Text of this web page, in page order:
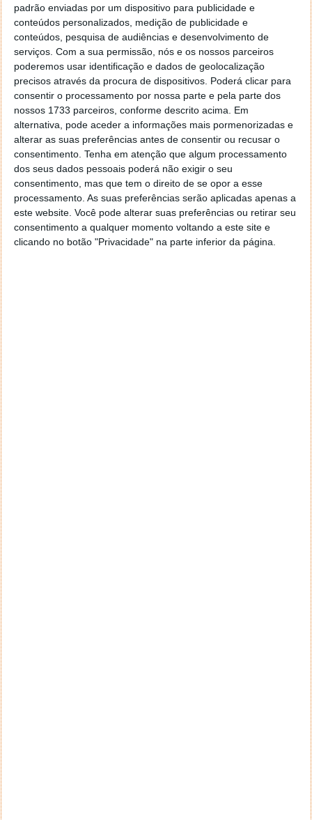
padrão enviadas por um dispositivo para publicidade e
conteúdos personalizados, medição de publicidade e
conteúdos, pesquisa de audiências e desenvolvimento de
serviços. Com a sua permissão, nós e os nossos parceiros
poderemos usar identificação e dados de geolocalização
precisos através da procura de dispositivos. Poderá clicar para
consentir o processamento por nossa parte e pela parte dos
nossos 1733 parceiros, conforme descrito acima. Em
alternativa, pode aceder a informações mais pormenorizadas e
alterar as suas preferências antes de consentir ou recusar o
consentimento. Tenha em atenção que algum processamento
dos seus dados pessoais poderá não exigir o seu
consentimento, mas que tem o direito de se opor a esse
processamento. As suas preferências serão aplicadas apenas a
este website. Você pode alterar suas preferências ou retirar seu
consentimento a qualquer momento voltando a este site e
clicando no botão "Privacidade" na parte inferior da página.
25 AGO 2016· ANÁLISES 45 COMENTÁRIOS
O mercado dos smartphones está cada vez mais rico.
Com ofertas para todos os gostos, complementa-se
de forma diária, sempre com novas e excelentes
ofertas.
A Honor deu ontem a conhecermais uma das suas
excelentes ofertas, com a apresentação do
novíssimo Honor 8, o flagship da marca para este
ano. O Pplware esteve presente no evento e já o está
a testar. Assista ao unboxing e leia as primeiras
impressões.